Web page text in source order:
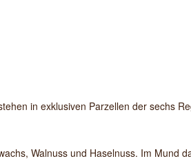
in exklusiven Parzellen der sechs
Walnuss und Haselnuss. Im Mund